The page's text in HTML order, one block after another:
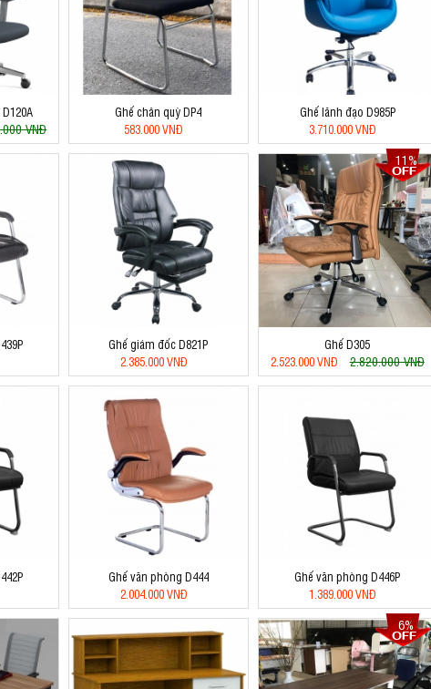
VNĐ
Ghế chân quỳ DP4
583.000 VNĐ
Ghế lãnh đạo D985P
3.710.000 VNĐ
Ghế giám đốc D821P
2.385.000 VNĐ
11%
Ghế D305
2.523.000 VNĐ
2.820.000 VNĐ
Ghế văn phòng D444
2.004.000 VNĐ
Ghế văn phòng D446P
1.389.000 VNĐ
6%